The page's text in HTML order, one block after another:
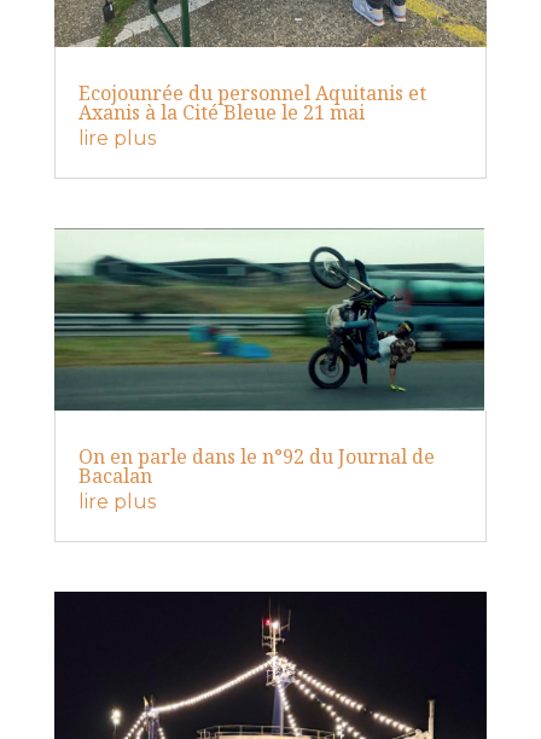
Ecojounrée du personnel Aquitanis et
Axanis à la Cité Bleue le 21 mai
lire plus
On en parle dans le n°92 du Journal de
Bacalan
lire plus